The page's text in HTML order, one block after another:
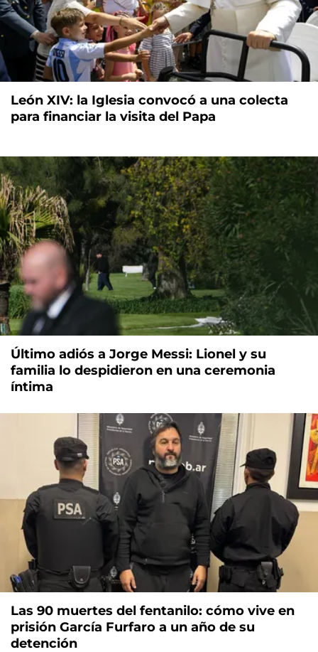
León XIV: la Iglesia convocó a una colecta
para financiar la visita del Papa
Último adiós a Jorge Messi: Lionel y su
familia lo despidieron en una ceremonia
íntima
Las 90 muertes del fentanilo: cómo vive en
prisión García Furfaro a un año de su
detención